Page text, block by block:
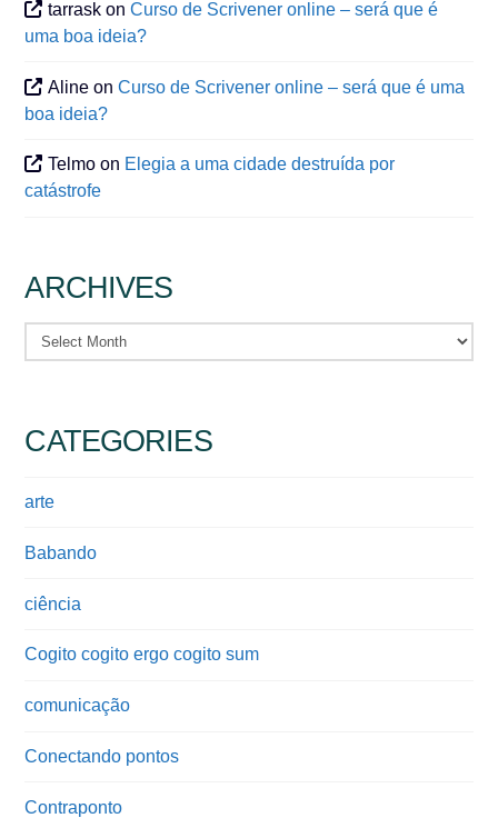
tarrask onCurso de Scrivener online – será que é
uma boa ideia?
Aline onCurso de Scrivener online – será que é uma
boa ideia?
Telmo on Elegia a uma cidade destruída por
catástrofe
ARCHIVES
Archives
CATEGORIES
arte
Babando
ciência
Cogito cogito ergo cogito sum
comunicação
Conectando pontos
Contraponto